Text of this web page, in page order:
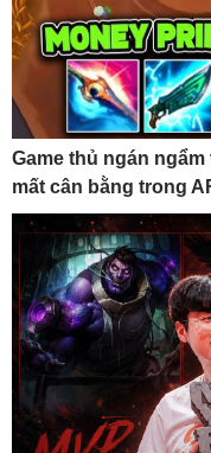
Game thủ ngán
mất cân bằng trong